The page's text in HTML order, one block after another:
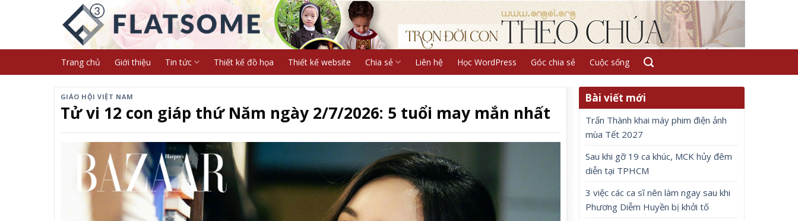
Trang chủ Giới thiệu Tin tức Thiết kế đồ họa Thiết kế website Chia sẻ Liên hệ Học WordPress Góc chia sẻ Cuộc sống
GIÁO HỘI VIỆT NAM
Tử vi 12 con giáp thứ Năm ngày 2/7/2026: 5 tuổi may mắn nhất
Bài viết mới
Trấn Thành khai máy phim điện ảnh
mùa Tết 2027
Sau khi gỡ 19 ca khúc, MCK hủy đêm
diễn tại TPHCM
3 việc các ca sĩ nên làm ngay sau khi
Phương Diễm Huyền bị khởi tố